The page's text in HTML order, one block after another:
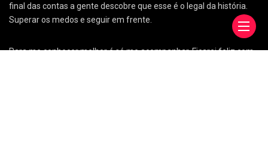
final das contas a gente descobre que esse é o legal da história.
Superar os medos e seguir em frente.
Para me conhecer melhor é só me acompanhar. Ficarei feliz com